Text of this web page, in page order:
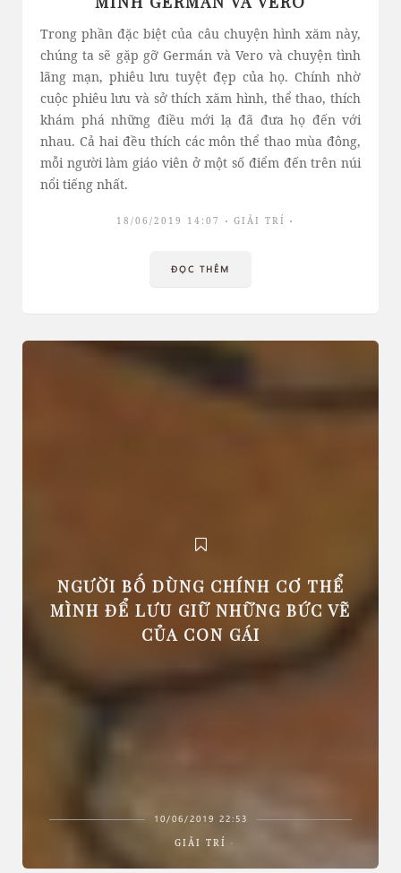
Trong phần đặc biệt của câu chuyện hình xăm này,
chúng ta sẽ gặp gỡ Germán và Vero và chuyện tình
lãng mạn, phiêu lưu tuyệt đẹp của họ. Chính nhờ
cuộc phiêu lưu và sở thích xăm hình, thể thao, thích
khám phá những điều mới lạ đã đưa họ đến với
nhau. Cả hai đều thích các môn thể thao mùa đông,
mỗi người làm giáo viên ở một số điểm đến trên núi
nổi tiếng nhất.
18/06/2019 14:07 GIẢI TRÍ
ĐỌC THÊM
NGƯỜI BỐ DÙNG CHÍNH CƠ THỂ
MÌNH ĐỂ LƯU GIỮ NHỮNG BỨC VẼ
CỦA CON GÁI
10/06/2019 22:53
GIẢI TRÍ